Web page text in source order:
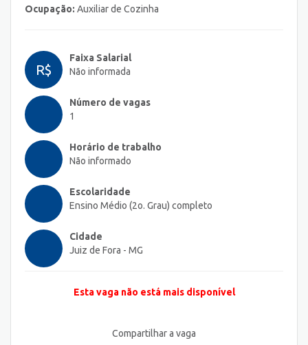
Ocupação: Auxiliar de Cozinha
R$
Faixa Salarial
Não informada
Número de vagas
1
Horário de trabalho
Não informado
Escolaridade
Ensino Médio (2o. Grau) completo
Cidade
Juiz de Fora - MG
Esta vaga não está mais disponível
Compartilhar a vaga